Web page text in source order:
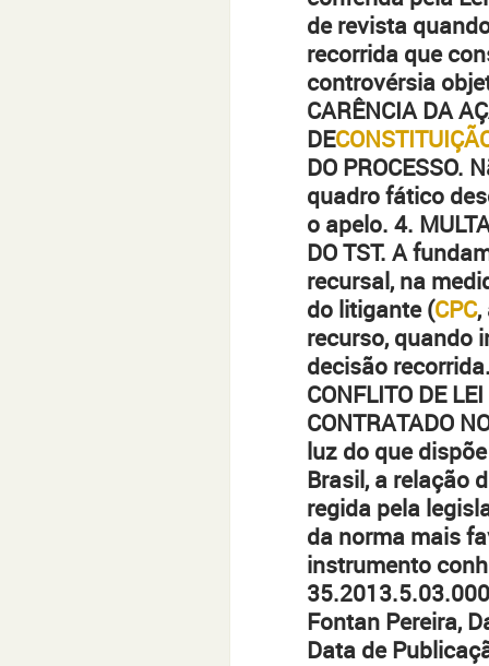
de revista
recorrida que
controvérsia
CARÊNCIA DA
DE
DO
quadro fático
o apelo. 4.
DO TST. A
recursal, na
do litigante (CPC
recurso, quando
decisão
CONFLITO DE
CONTRATADO
luz do que
Brasil, a relação
regida pela
da norma mais
instrumento
Fontan Pereira,
Data de